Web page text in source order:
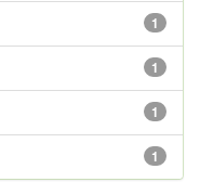
1
1
1
1